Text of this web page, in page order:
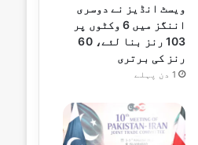
ویسٹ انڈیز نے دوسری
اننگز میں 6 وکٹوں پر
103 رنز بنا لئے، 60
رنز کی برتری
1 دن پہلے